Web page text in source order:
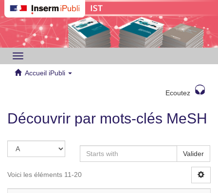
Toggle
navigation
Accueil iPubli
Ecoutez
Découvrir par mots-clés MeSH
Valider
Voici les éléments 11-20